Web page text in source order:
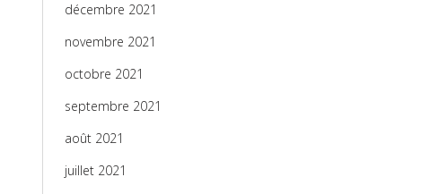
décembre 2021
novembre 2021
octobre 2021
septembre 2021
août 2021
juillet 2021